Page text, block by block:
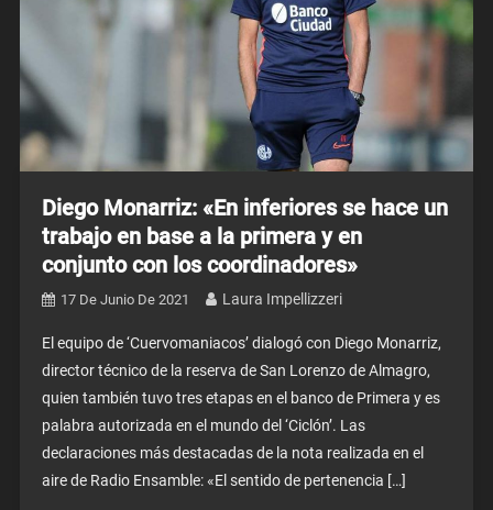
Diego Monarriz: «En inferiores se hace un
trabajo en base a la primera y en
conjunto con los coordinadores»
17 De Junio De 2021 Laura Impellizzeri
El equipo de ‘Cuervomaniacos’ dialogó con Diego Monarriz,
director técnico de la reserva de San Lorenzo de Almagro,
quien también tuvo tres etapas en el banco de Primera y es
palabra autorizada en el mundo del ‘Ciclón’. Las
declaraciones más destacadas de la nota realizada en el
aire de Radio Ensamble: «El sentido de pertenencia […]